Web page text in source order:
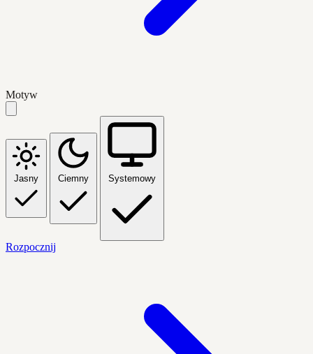
Motyw
Jasny Ciemny Systemowy
Rozpocznij